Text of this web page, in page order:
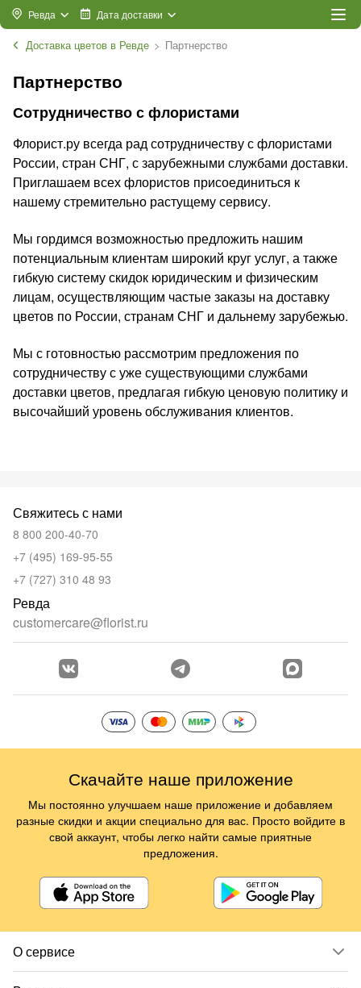
Ревда Дата доставки
Доставка цветов в Ревде Партнерство
Партнерство
Сотрудничество с флористами
Флорист.ру всегда рад сотрудничеству с флористами
России, стран СНГ, с зарубежными службами доставки.
Приглашаем всех флористов присоединиться к
нашему стремительно растущему сервису.
Мы гордимся возможностью предложить нашим
потенциальным клиентам широкий круг услуг, а также
гибкую систему скидок юридическим и физическим
лицам, осуществляющим частые заказы на доставку
цветов по России, странам СНГ и дальнему зарубежью.
Мы с готовностью рассмотрим предложения по
сотрудничеству с уже существующими службами
доставки цветов, предлагая гибкую ценовую политику и
высочайший уровень обслуживания клиентов.
О сервисе
Свяжитесь с нами
8 800 200-40-70
+7 (495) 169-95-55
+7 (727) 310 48 93
Ревда
customercare@florist.ru
Скачайте наше приложение
Мы постоянно улучшаем наше приложение и добавляем
разные скидки и акции специально для вас. Просто войдите в
свой аккаунт, чтобы легко найти самые приятные
предложения.